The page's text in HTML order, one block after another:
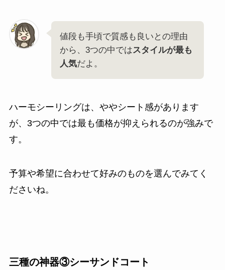
値段も手頃で質感も良いとの理由
から、3つの中ではスタイルが最も
人気だよ。
ハーモシーリングは、ややシート感があります
が、3つの中では最も価格が抑えられるのが強みで
す。
予算や希望に合わせて好みのものを選んでみてく
ださいね。
三種の神器③シーサンドコート